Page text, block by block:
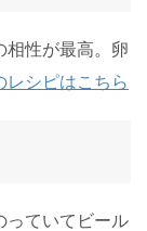
相性が最高。卵
レシピはこちら
っていてビール